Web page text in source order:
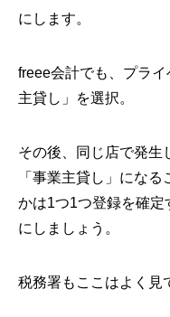
にします。
freee会計でも、プラ
主貸し」を選択。
その後、同じ店で発生
「事業主貸し」にな
かは1つ1つ登録を確定
にしましょう。
税務署もここはよく見